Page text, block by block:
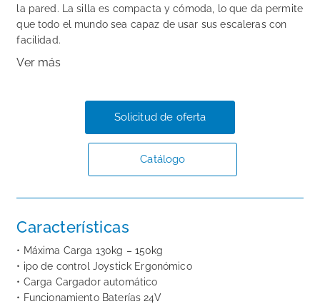
la pared. La silla es compacta y cómoda, lo que da permite
que todo el mundo sea capaz de usar sus escaleras con
facilidad.
Ver más
Solicitud de oferta
Catálogo
Características
• Máxima Carga 130kg – 150kg
• ipo de control Joystick Ergonómico
• Carga Cargador automático
• Funcionamiento Baterías 24V